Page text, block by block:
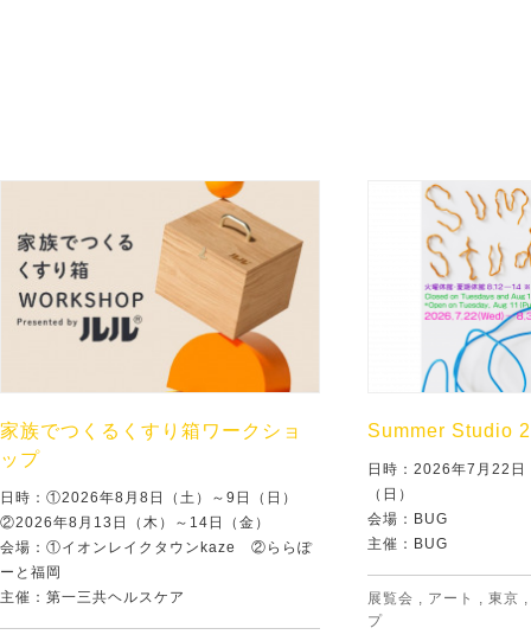
家族でつくるくすり箱ワークショ
ップ
日時：①2026年8月8日（土）～9日（日）
②2026年8月13日（木）～14日（金）
会場：①イオンレイクタウンkaze ②ららぽ
ーと福岡
主催：第一三共ヘルスケア
Summer Studio
日時：2026年7月22
（日）
会場：BUG
主催：BUG
展覧会 , アート , 東京
プ